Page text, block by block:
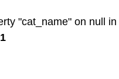
"cat_name" on null in